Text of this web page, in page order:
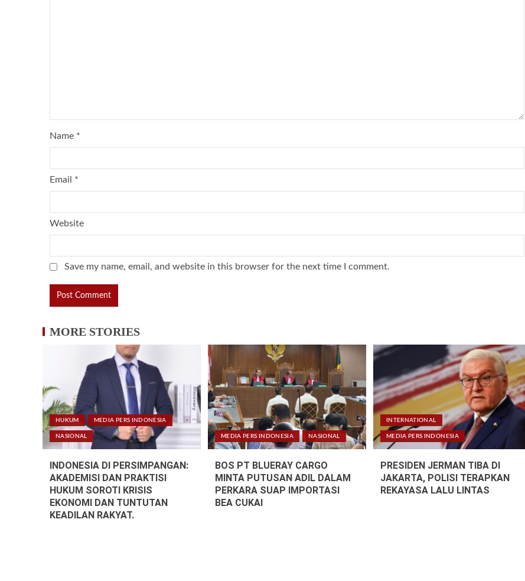
Name *
Email *
Website
Save my name, email, and website in this browser for the next time I comment.
MORE STORIES
HUKUM MEDIA PERS INDONESIA
NASIONAL
INDONESIA DI PERSIMPANGAN:
AKADEMISI DAN PRAKTISI
HUKUM SOROTI KRISIS
EKONOMI DAN TUNTUTAN
KEADILAN RAKYAT.
MEDIA PERS INDONESIA NASIONAL
BOS PT BLUERAY CARGO
MINTA PUTUSAN ADIL DALAM
PERKARA SUAP IMPORTASI
BEA CUKAI
INTERNATIONAL
MEDIA PERS INDONESIA
PRESIDEN JERMAN TIBA DI
JAKARTA, POLISI TERAPKAN
REKAYASA LALU LINTAS